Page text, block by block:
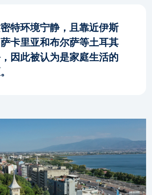
特环境宁静，且靠近伊斯
卡里亚和布尔萨等土耳其
因此被认为是家庭生活的